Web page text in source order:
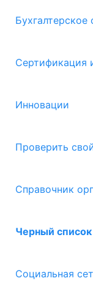
Сертификация
Инновации
Проверить
Справочник
Черный список
Социальная